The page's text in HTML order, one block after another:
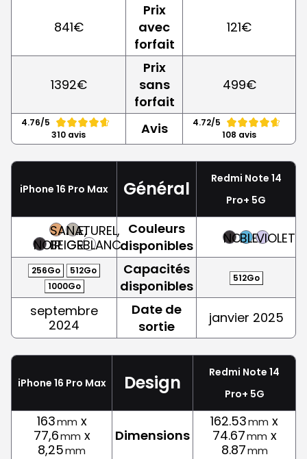
841€
Prix
avec
forfait
121€
1392€
Prix
sans
forfait
499€
4.76/5
310 avis
Avis
4.72/5
108 avis
iPhone 16 Pro Max Général
Redmi Note 14
Pro+ 5G
NOIR
SABLE,
BEIGE
NATUREL,
GRISBLANC
Couleurs
disponibles
NOIRBLEUVIOLET
256Go
512Go
1000Go
Capacités
disponibles
512Go
septembre
2024
Date de
sortie
janvier 2025
iPhone 16 Pro Max Design
Redmi Note 14
Pro+ 5G
163mm x
77,6mm x
8,25mm
Dimensions
162.53mm x
74.67mm x
8.87mm